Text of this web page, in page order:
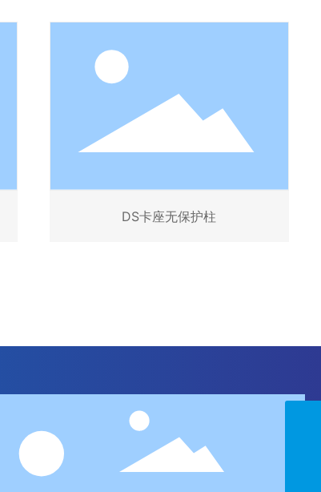
DS卡座无保护柱
summer@chongia.com